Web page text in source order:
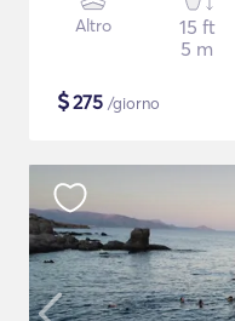
Altro
15 ft
5 m
$275 /giorno